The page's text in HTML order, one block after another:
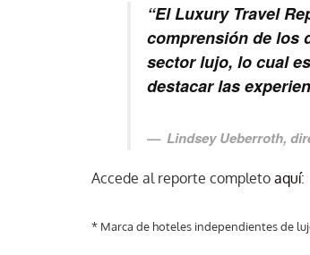
“El Luxury Travel
comprensión de los
sector lujo, lo cual
destacar las
Lindsey Ueberroth,
Accede al reporte completo aquí:
* Marca de hoteles independientes de